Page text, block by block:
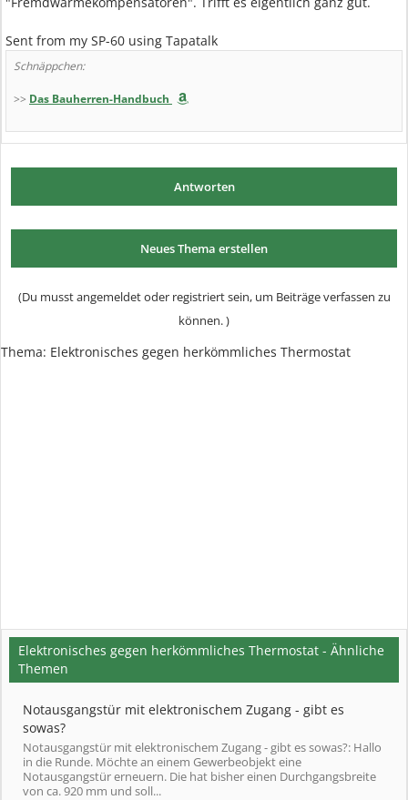
Sent from my SP-60 using Tapatalk
Schnäppchen:
>> Das Bauherren-Handbuch
Antworten
Neues Thema erstellen
(Du musst angemeldet oder registriert sein, um Beiträge verfassen zu
können. )
Thema: Elektronisches gegen herkömmliches Thermostat
Elektronisches gegen herkömmliches Thermostat - Ähnliche
Themen
Notausgangstür mit elektronischem Zugang - gibt es
sowas?
Notausgangstür mit elektronischem Zugang - gibt es sowas?: Hallo
in die Runde. Möchte an einem Gewerbeobjekt eine
Notausgangstür erneuern. Die hat bisher einen Durchgangsbreite
von ca. 920 mm und soll...